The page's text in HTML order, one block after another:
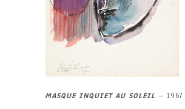
MASQUE INQUIET AU SOLEIL – 1967